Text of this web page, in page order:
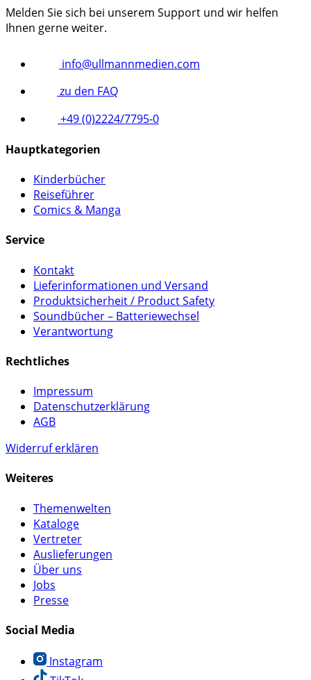
Melden Sie sich bei unserem Support und wir helfen
Ihnen gerne weiter.
info@ullmannmedien.com
zu den FAQ
+49 (0)2224/7795-0
Hauptkategorien
Kinderbücher
Reiseführer
Comics & Manga
Service
Kontakt
Lieferinformationen und Versand
Produktsicherheit / Product Safety
Soundbücher – Batteriewechsel
Verantwortung
Rechtliches
Impressum
Datenschutzerklärung
AGB
Widerruf erklären
Weiteres
Themenwelten
Kataloge
Vertreter
Auslieferungen
Über uns
Jobs
Presse
Social Media
Instagram